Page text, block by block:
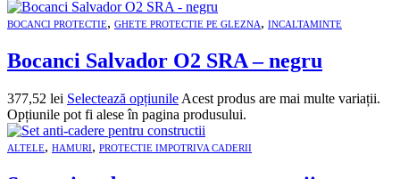
BOCANCI PROTECTIE, GHETE PROTECTIE PE GLEZNA, INCALTAMINTE
Bocanci Salvador O2 SRA – negru
377,52 lei Selectează opțiunile Acest produs are mai multe variații.
Opțiunile pot fi alese în pagina produsului.
ALTELE, HAMURI, PROTECTIE IMPOTRIVA CADERII